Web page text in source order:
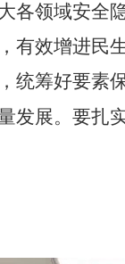
各领域安全
有效增进民
统筹好要素
发展。要扎